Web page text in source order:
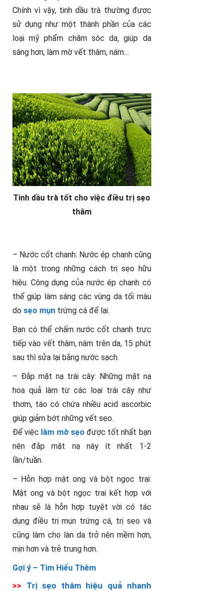
Chính vì vậy, tinh dầu trà thường được
sử dụng như một thành phần của các
loại mỹ phẩm chăm sóc da, giúp da
sáng hơn, làm mờ vết thâm, nám…
Tinh dầu trà tốt cho việc điều trị sẹo
thâm
– Nước cốt chanh: Nước ép chanh cũng
là một trong những cách trị sẹo hữu
hiệu. Công dụng của nước ép chanh có
thể giúp làm sáng các vùng da tối màu
do sẹo mụn trứng cá để lại.
Bạn có thể chấm nước cốt chanh trực
tiếp vào vết thâm, nám trên da, 15 phút
sau thì sửa lại bằng nước sạch.
– Đắp mặt nạ trái cây: Những mặt nạ
hoa quả làm từ các loại trái cây như
thơm, táo có chứa nhiều acid ascorbic
giúp giảm bớt những vết sẹo.
Để việc làm mờ sẹo được tốt nhất bạn
nên đắp mặt nạ này ít nhất 1-2
lần/tuần.
– Hỗn hợp mật ong và bột ngọc trai:
Mật ong và bột ngọc trai kết hợp với
nhau sẽ là hỗn hợp tuyệt vời có tác
dụng điều trị mụn trứng cá, trị sẹo và
cũng làm cho làn da trở nên mềm hơn,
mịn hơn và trẻ trung hơn.
Gợi ý – Tìm Hiểu Thêm
>> Trị sẹo thâm hiệu quả nhanh